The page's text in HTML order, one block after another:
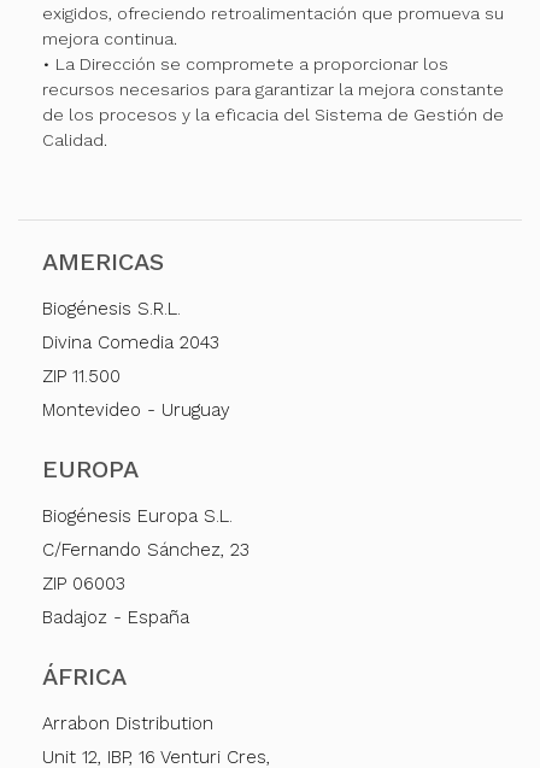
exigidos, ofreciendo retroalimentación que promueva su
mejora continua.
• La Dirección se compromete a proporcionar los
recursos necesarios para garantizar la mejora constante
de los procesos y la eficacia del Sistema de Gestión de
Calidad.
AMERICAS
Biogénesis S.R.L.
Divina Comedia 2043
ZIP 11.500
Montevideo - Uruguay
EUROPA
Biogénesis Europa S.L.
C/Fernando Sánchez, 23
ZIP 06003
Badajoz - España
ÁFRICA
Arrabon Distribution
Unit 12, IBP, 16 Venturi Cres,